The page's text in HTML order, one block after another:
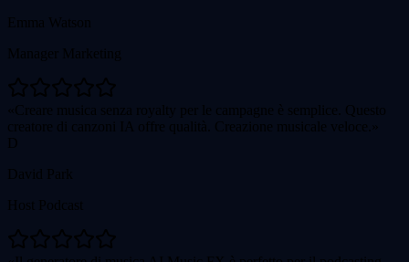
Emma Watson
Manager Marketing
Creare musica senza royalty per le campagne è semplice. Questo
creatore di canzoni IA offre qualità. Creazione musicale veloce.
D
David Park
Host Podcast